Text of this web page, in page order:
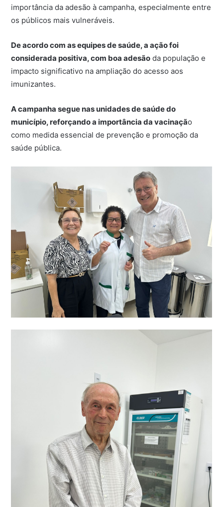
importância da adesão à campanha, especialmente entre
os públicos mais vulneráveis.
De acordo com as equipes de saúde, a ação foi
considerada positiva, com boa adesão da população e
impacto significativo na ampliação do acesso aos
imunizantes.
A campanha segue nas unidades de saúde do
município, reforçando a importância da vacinação
como medida essencial de prevenção e promoção da
saúde pública.